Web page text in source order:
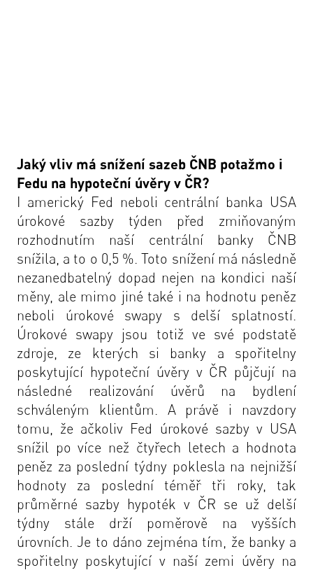
Jaký vliv má snížení sazeb ČNB potažmo i
Fedu na hypoteční úvěry v ČR?
I americký Fed neboli centrální banka USA
úrokové sazby týden před zmiňovaným
rozhodnutím naší centrální banky ČNB
snížila, a to o 0,5 %. Toto snížení má následně
nezanedbatelný dopad nejen na kondici naší
měny, ale mimo jiné také i na hodnotu peněz
neboli úrokové swapy s delší splatností.
Úrokové swapy jsou totiž ve své podstatě
zdroje, ze kterých si banky a spořitelny
poskytující hypoteční úvěry v ČR půjčují na
následné realizování úvěrů na bydlení
schváleným klientům. A právě i navzdory
tomu, že ačkoliv Fed úrokové sazby v USA
snížil po více než čtyřech letech a hodnota
peněz za poslední týdny poklesla na nejnižší
hodnoty za poslední téměř tři roky, tak
průměrné sazby hypoték v ČR se už delší
týdny stále drží poměrově na vyšších
úrovních. Je to dáno zejména tím, že banky a
spořitelny poskytující v naší zemi úvěry na